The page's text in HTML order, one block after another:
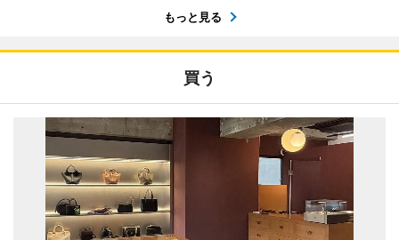
もっと見る
買う